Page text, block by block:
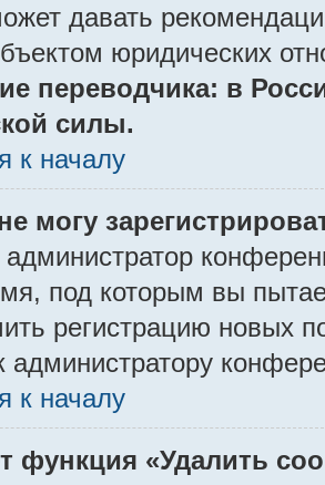
давать
юридических
переводчика: в
силы.
к началу
могу
под которым вы
регистрацию новых
к началу
функция «Удалить